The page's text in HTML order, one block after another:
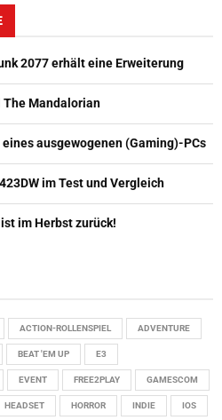
2077 erhält eine Erweiterung
The Mandalorian
ausgewogenen (Gaming)-PCs
im Test und Vergleich
im Herbst zurück!
ACTION-ROLLENSPIEL ADVENTURE
BEAT 'EM UP E3
EVENT FREE2PLAY GAMESCOM
HEADSET HORROR INDIE IOS